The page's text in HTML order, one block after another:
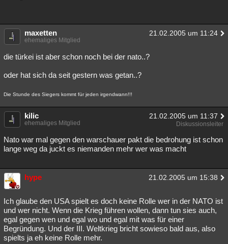
maxetten 21.02.2005 um 11:24
ehemaliges Mitglied
die türkei ist aber schon noch bei der nato..?
oder hat sich da seit gestern was getan..?
Die Stunde des Siegers kommt für jeden irgendwann!!!
kilic 21.02.2005 um 11:37
ehemaliges Mitglied Diskussionsleiter
Nato war mal gegen den warschauer pakt die bedrohung ist schon
lange weg da juckt es niemanden mehr wer was macht
hype 21.02.2005 um 15:38
Ich glaube den USA spielt es doch keine Rolle wer in der NATO ist
und wer nicht. Wenn die Krieg führen wollen, dann tun sies auch,
egal gegen wen und egal wo und egal mit was für einer
Begründung. Und der III. Weltkrieg bricht sowieso bald aus, also
spielts ja eh keine Rolle mehr.